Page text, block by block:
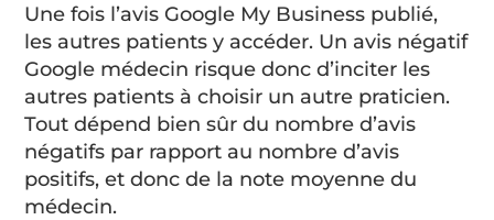
Une fois l’avis Google My Business publié,
les autres patients y accéder. Un avis négatif
Google médecin risque donc d’inciter les
autres patients à choisir un autre praticien.
Tout dépend bien sûr du nombre d’avis
négatifs par rapport au nombre d’avis
positifs, et donc de la note moyenne du
médecin.